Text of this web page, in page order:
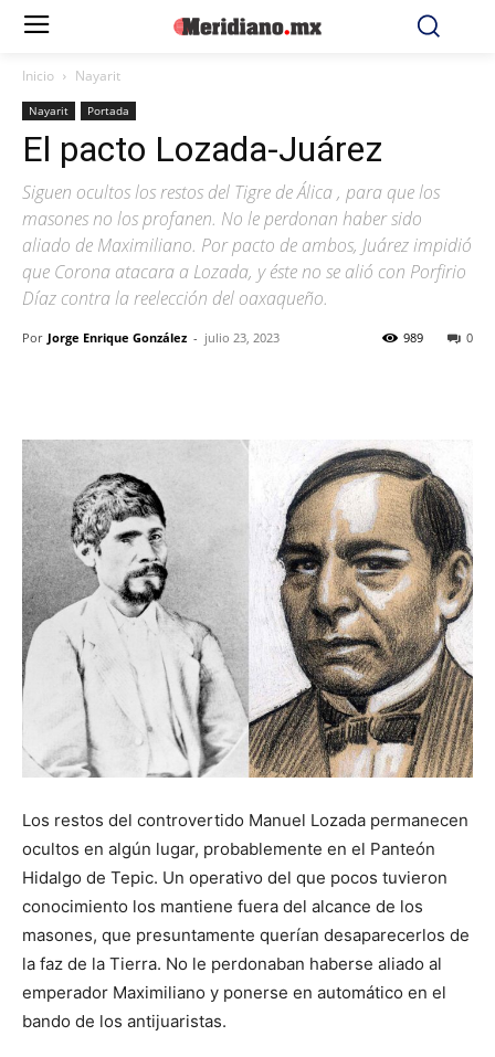
Inicio Nayarit
Nayarit Portada
El pacto Lozada-Juárez
Siguen ocultos los restos del Tigre de Álica , para que los
masones no los profanen. No le perdonan haber sido
aliado de Maximiliano. Por pacto de ambos, Juárez impidió
que Corona atacara a Lozada, y éste no se alió con Porfirio
Díaz contra la reelección del oaxaqueño.
Por Jorge Enrique González - julio 23, 2023 0
989
Los restos del controvertido Manuel Lozada permanecen
ocultos en algún lugar, probablemente en el Panteón
Hidalgo de Tepic. Un operativo del que pocos tuvieron
conocimiento los mantiene fuera del alcance de los
masones, que presuntamente querían desaparecerlos de
la faz de la Tierra. No le perdonaban haberse aliado al
emperador Maximiliano y ponerse en automático en el
bando de los antijuaristas.